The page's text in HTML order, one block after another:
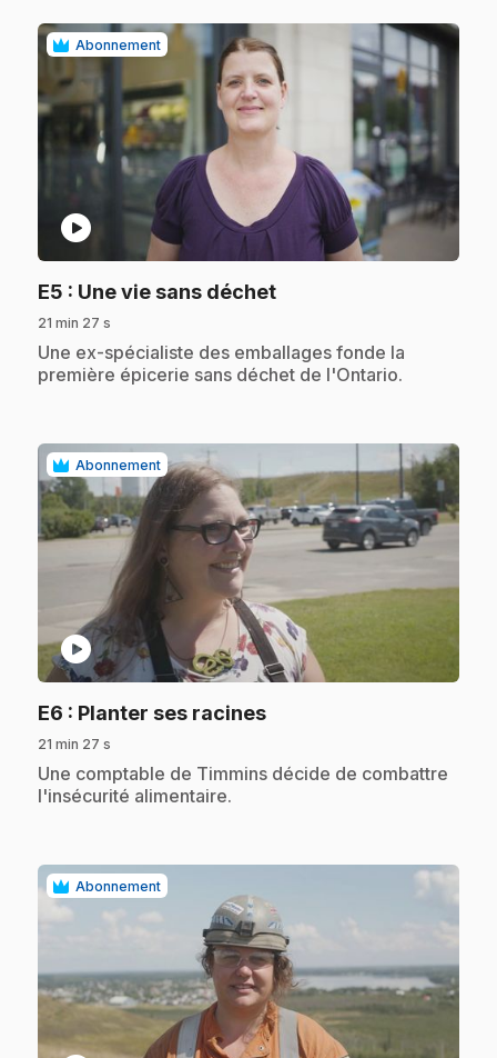
Abonnement
play_circle
E5 : Une vie sans déchet.
21 min 27 s
.Une ex-spécialiste des emballages fonde la
première épicerie sans déchet de l'Ontario.
Abonnement
play_circle
E6 : Planter ses racines.
21 min 27 s
.Une comptable de Timmins décide de combattre
l'insécurité alimentaire.
Abonnement